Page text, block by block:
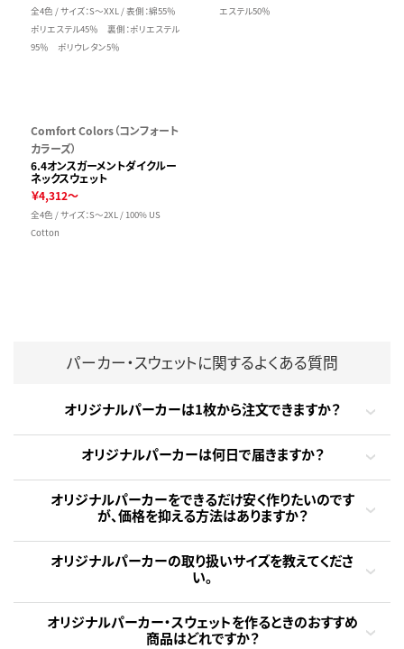
全4色 / サイズ：S～XXL / 表側：綿55％
ポリエステル45％ 裏側：ポリエステル
95％ ポリウレタン5％
エステル50％
Comfort Colors（コンフォート
カラーズ）
6.4オンスガーメントダイクルー
ネックスウェット
￥4,312～
全4色 / サイズ：S～2XL / 100% US
Cotton
パーカー・スウェットに関するよくある質問
オリジナルパーカーは1枚から注文できますか？
オリジナルパーカーは何日で届きますか？
オリジナルパーカーをできるだけ安く作りたいのです
が、価格を抑える方法はありますか？
オリジナルパーカーの取り扱いサイズを教えてくださ
い。
オリジナルパーカー・スウェットを作るときのおすすめ
商品はどれですか？